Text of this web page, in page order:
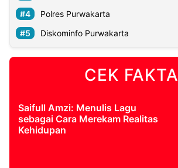
Polres Purwakarta
Diskominfo Purwakarta
CEK FAKTA
Saifull Amzi: Menulis Lagu
sebagai Cara Merekam Realitas
Kehidupan